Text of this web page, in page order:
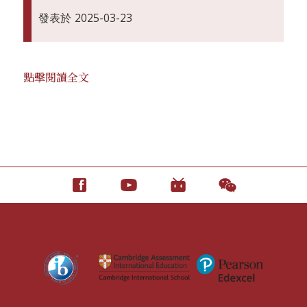
發表於 2025-03-23
點擊閱讀全文